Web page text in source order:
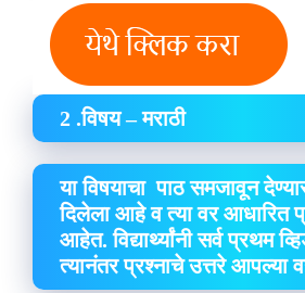
2 .विषय – मराठी
या विषयाचा पाठ समजावून
दिलेला आहे व त्या वर आधारित
आहेत. विद्यार्थ्यांनी सर्व प्रथम
त्यानंतर प्रश्नाचे उत्तरे आपल्या